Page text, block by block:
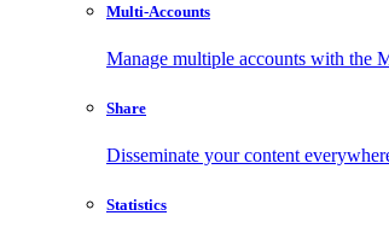
Multi-Accounts
Manage multiple accounts with the
Share
Disseminate your content
Statistics